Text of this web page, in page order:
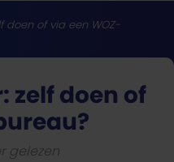
doen of via een WOZ-
zelf doen of
gelezen